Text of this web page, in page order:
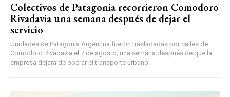
Colectivos de Patagonia recorrieron Comodoro
Rivadavia una semana después de dejar el
servicio
Unidades de Patagonia Argentina fueron trasladadas por calles de
Comodoro Rivadavia el 7 de agosto, una semana después de que la
empresa dejara de operar el transporte urbano.